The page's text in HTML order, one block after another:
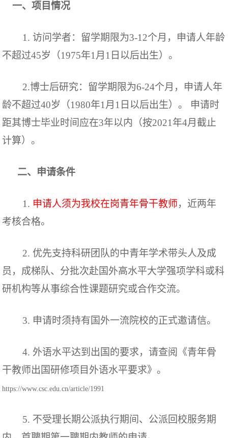
一、项目情况
1. 访问学者：留学期限为3-12个月 ， 申请人年龄
不超过45岁（1975年1 月 1日以后出生） 。
2.博士后研究：留学期限为6-24个月 ，申请人年
龄不超过40岁（1980年1 月 1日以后出生）。
申请时
距其博士毕业时间应在3年以内
（按2021年4月截止
计算）。
二、 申请条件
1. 申请人须为我校在岗青年骨干教师，近两年
考核合格。
2. 优先支持科研团队的中青年学术带头人及成
员，成梯队、分批次赴国外高水平大学强项学科或科
研机构等从事综合性课题研究或合作交流。
3. 申请时须持有国外一流院校的正式邀请信。
4. 外语水平达到出国的要求，请查阅《青年骨
干教师出国研修项目外语水平要求》。
https://www.csc.edu.cn/article/1991
5. 不受理长期公派执行期间、公派回校服务期